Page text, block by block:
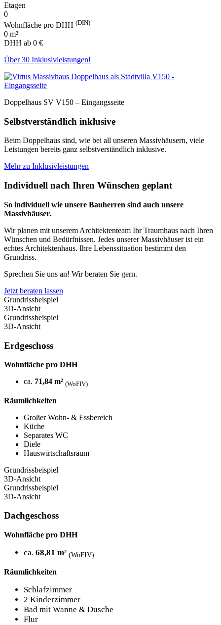
Etagen
0
Wohnfläche pro DHH (DIN)
0 m²
DHH ab 0 €
Über 30 Inklusivleistungen!
Doppelhaus SV V150 – Eingangsseite
Selbstverständlich inklusive
Beim Doppelhaus sind, wie bei all unseren Massivhäusern, viele
Leistungen bereits ganz selbstverständlich inklusive.
Mehr zu Inklusivleistungen
Individuell nach Ihren Wünschen geplant
So individuell wie unsere Bauherren sind auch unsere
Massivhäuser.
Wir planen mit unserem Architektenteam Ihr Traumhaus nach Ihren
Wünschen und Bedürfnissen. Jedes unserer Massivhäuser ist ein
echtes Architektenhaus. Ihre Lebenssituation bestimmt den
Grundriss.
Sprechen Sie uns an! Wir beraten Sie gern.
Jetzt beraten lassen
Grundrissbeispiel
3D-Ansicht
Grundrissbeispiel
3D-Ansicht
Erdgeschoss
Wohnfläche pro DHH
ca. 71,84 m² (WoFIV)
Räumlichkeiten
Großer Wohn- & Essbereich
Küche
Separates WC
Diele
Hauswirtschaftsraum
Grundrissbeispiel
3D-Ansicht
Grundrissbeispiel
3D-Ansicht
Dachgeschoss
Wohnfläche pro DHH
ca. 68,81 m² (WoFIV)
Räumlichkeiten
Schlafzimmer
2 Kinderzimmer
Bad mit Wanne & Dusche
Flur